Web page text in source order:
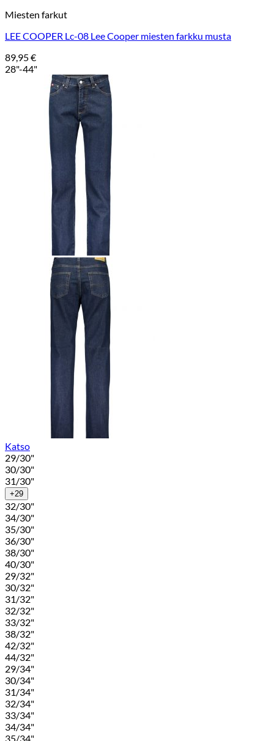
Miesten farkut
LEE COOPER Lc-08 Lee Cooper miesten farkku musta
89,95€
28"-44"
Katso
29/30"
30/30"
31/30"
+29
32/30"
34/30"
35/30"
36/30"
38/30"
40/30"
29/32"
30/32"
31/32"
32/32"
33/32"
38/32"
42/32"
44/32"
29/34"
30/34"
31/34"
32/34"
33/34"
34/34"
35/34"